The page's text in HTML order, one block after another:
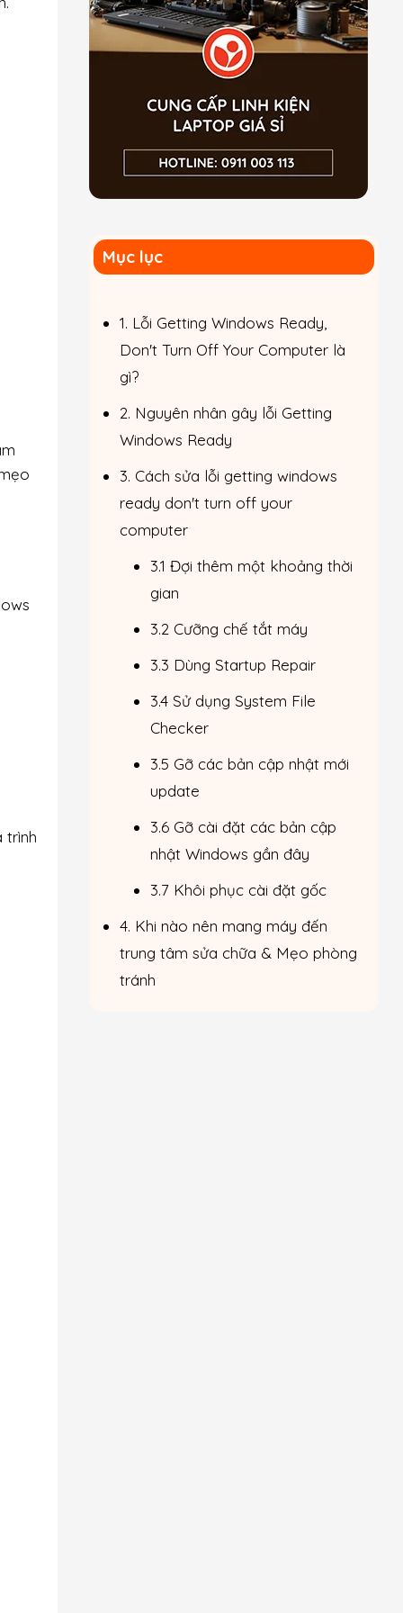
trình
Mục lục
1. Lỗi Getting Windows Ready,
Don't Turn Off Your Computer là
gì?
2. Nguyên nhân gây lỗi Getting
Windows Ready
3. Cách sửa lỗi getting windows
ready don't turn off your
computer
3.1 Đợi thêm một khoảng thời
gian
3.2 Cưỡng chế tắt máy
3.3 Dùng Startup Repair
3.4 Sử dụng System File
Checker
3.5 Gỡ các bản cập nhật mới
update
3.6 Gỡ cài đặt các bản cập
nhật Windows gần đây
3.7 Khôi phục cài đặt gốc
4. Khi nào nên mang máy đến
trung tâm sửa chữa & Mẹo phòng
tránh